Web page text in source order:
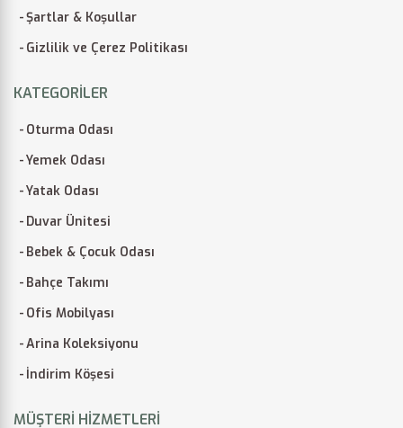
Şartlar & Koşullar
Gizlilik ve Çerez Politikası
KATEGORILER
Oturma Odası
Yemek Odası
Yatak Odası
Duvar Ünitesi
Bebek & Çocuk Odası
Bahçe Takımı
Ofis Mobilyası
Arina Koleksiyonu
İndirim Köşesi
MÜŞTERI HIZMETLERI